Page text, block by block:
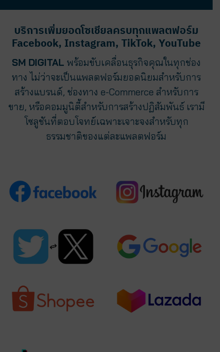
บริการเพิ่มยอดโซเชียลครบทุกแพลตฟอร์ม
Facebook, Instagram, TikTok, YouTube
SM DIGITAL พร้อมขับเคลื่อนธุรกิจคุณในทุกช่อง
ทาง ไม่ว่าจะเป็นแพลตฟอร์มยอดนิยมสำหรับการ
สร้างแบรนด์, ช่องทาง e-Commerce สำหรับการ
ขาย, หรือคอมมูนิตี้สำหรับการสร้างปฏิสัมพันธ์ เรามี
โซลูชันที่ตอบโจทย์เฉพาะเจาะจงสำหรับทุก
ธรรมชาติของแต่ละแพลตฟอร์ม